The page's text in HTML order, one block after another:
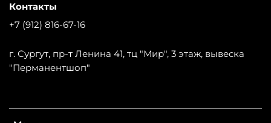
Контакты
+7 (912) 816-67-16
г. Сургут, пр-т Ленина 41, тц "Мир", 3 этаж, вывеска
"Перманентшоп"